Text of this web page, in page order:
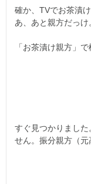
確か、TVでお茶漬
あ、あと親方だっけ
「お茶漬け親方」
すぐ見つかりました
せん。振分親方（元